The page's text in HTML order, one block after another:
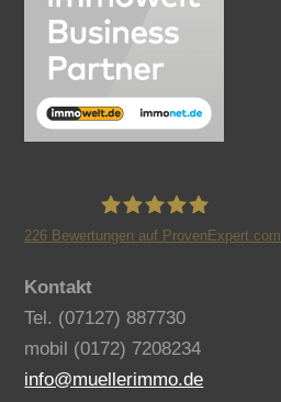
226 Bewertungen auf ProvenExpert.com
Kontakt
Tel. (07127) 887730
mobil (0172) 7208234
info@muellerimmo.de